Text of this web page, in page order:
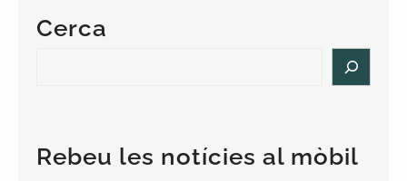
Cerca
hRebeu les notícies al mòbil